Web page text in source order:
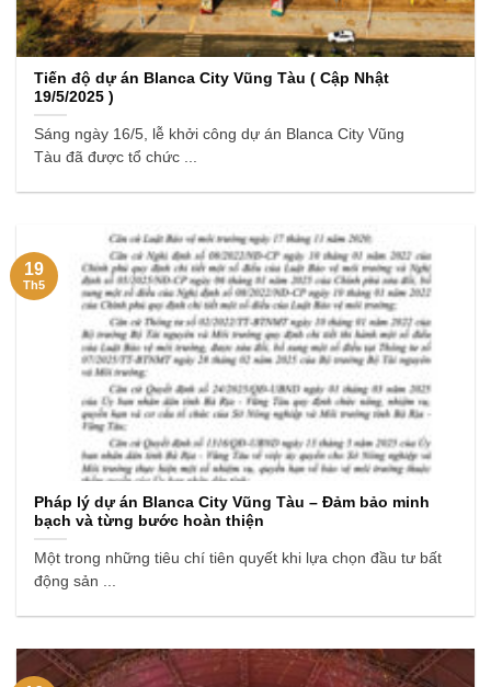
Tiến độ dự án Blanca City Vũng Tàu ( Cập Nhật
19/5/2025 )
Sáng ngày 16/5, lễ khởi công dự án Blanca City Vũng
Tàu đã được tổ chức ...
Pháp lý dự án Blanca City Vũng Tàu – Đảm bảo minh
bạch và từng bước hoàn thiện
Một trong những tiêu chí tiên quyết khi lựa chọn đầu tư bất
động sản ...
19
Th5